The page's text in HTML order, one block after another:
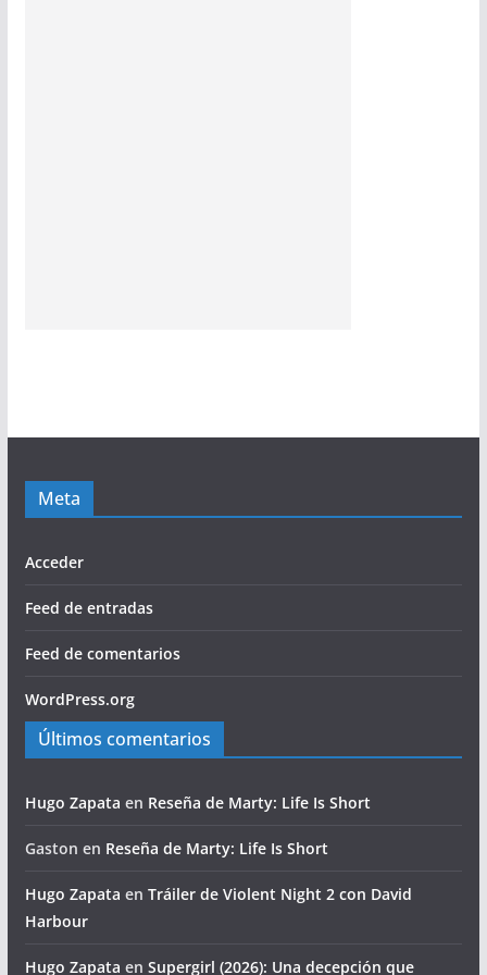
Meta
Acceder
Feed de entradas
Feed de comentarios
WordPress.org
Últimos comentarios
Hugo Zapata en Reseña de Marty: Life Is Short
Gaston en Reseña de Marty: Life Is Short
Hugo Zapata en Tráiler de Violent Night 2 con David
Harbour
Hugo Zapata en Supergirl (2026): Una decepción que